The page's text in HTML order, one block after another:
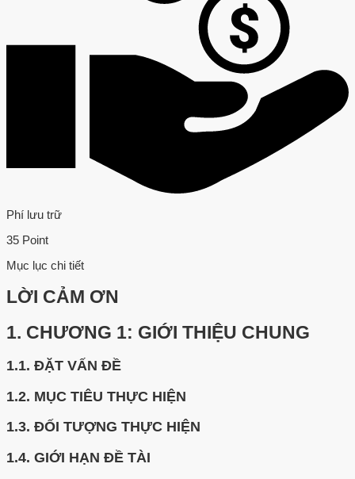
Phí lưu trữ
35 Point
Mục lục chi tiết
LỜI CẢM ƠN
1. CHƯƠNG 1: GIỚI THIỆU CHUNG
1.1. ĐẶT VẤN ĐỀ
1.2. MỤC TIÊU THỰC HIỆN
1.3. ĐỐI TƯỢNG THỰC HIỆN
1.4. GIỚI HẠN ĐỀ TÀI